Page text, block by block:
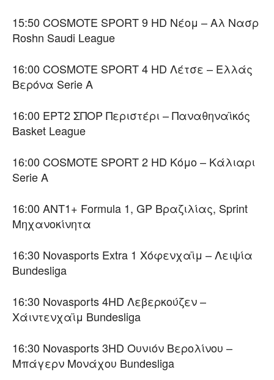
15:50 COSMOTE SPORT 9 HD Νέομ – Αλ Νασρ
Roshn Saudi League
16:00 COSMOTE SPORT 4 HD Λέτσε – Ελλάς
Βερόνα Serie A
16:00 ΕΡΤ2 ΣΠΟΡ Περιστέρι – Παναθηναϊκός
Basket League
16:00 COSMOTE SPORT 2 HD Κόμο – Κάλιαρι
Serie A
16:00 ΑΝΤ1+ Formula 1, GP Βραζιλίας, Sprint
Μηχανοκίνητα
16:30 Novasports Extra 1 Χόφενχαϊμ – Λειψία
Bundesliga
16:30 Novasports 4HD Λεβερκούζεν –
Χάιντενχαϊμ Bundesliga
16:30 Novasports 3HD Ουνιόν Βερολίνου –
Μπάγερν Μονάχου Bundesliga